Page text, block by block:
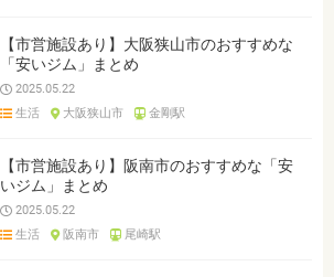
【市営施設あり】大阪狭山市のおすすめな
「安いジム」まとめ
2025.05.22
生活
大阪狭山市 金剛駅
【市営施設あり】阪南市のおすすめな「安
いジム」まとめ
2025.05.22
生活
阪南市 尾崎駅